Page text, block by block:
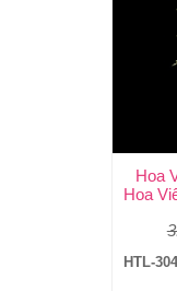
Hoa
Hoa
HTL-304